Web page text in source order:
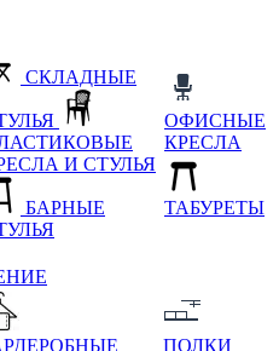
СКЛАДНЫЕ
И СТУЛЬЯ
БАРНЫЕ
ОФИСНЫЕ
КРЕСЛА
ТАБУРЕТЫ
ПОЛКИ